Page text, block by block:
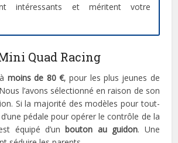
intéressants et méritent votre
Quad Racing
moins de 80 €, pour les plus jeunes de
l’avons sélectionné en raison de son
Si la majorité des modèles pour tout-
pédale pour opérer le contrôle de la
équipé d’unbouton au guidon. Une